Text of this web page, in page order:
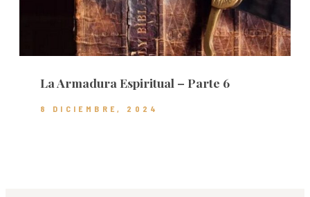
La Armadura Espiritual – Parte 6
8 DICIEMBRE, 2024